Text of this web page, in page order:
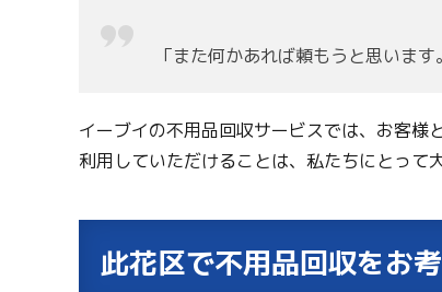
「また何かあれば頼もうと思いま
イーブイの不用品回収サービスでは、お客様
利用していただけることは、私たちにとって
此花区で不用品回収をお